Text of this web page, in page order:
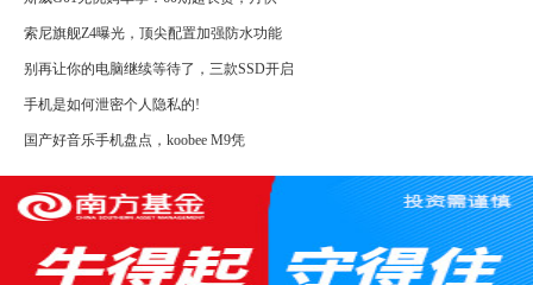
索尼旗舰Z4曝光，顶尖配置加强防水功能
别再让你的电脑继续等待了，三款SSD开启
手机是如何泄密个人隐私的!
国产好音乐手机盘点，koobee M9凭